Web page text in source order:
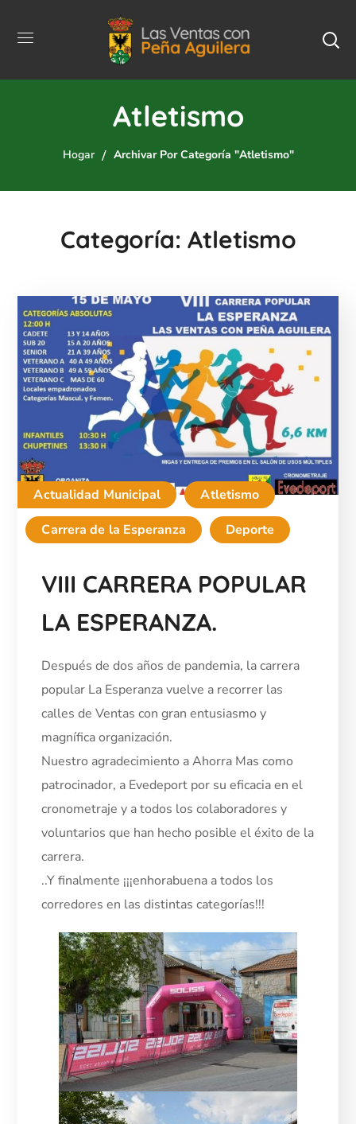
Atletismo
Hogar Archivar Por Categoría "Atletismo"
Categoría: Atletismo
Actualidad Municipal
Atletismo
Carrera de la Esperanza
Deporte
VIII CARRERA POPULAR
LA ESPERANZA.
Después de dos años de pandemia, la carrera
popular La Esperanza vuelve a recorrer las
calles de Ventas con gran entusiasmo y
magnífica organización.
Nuestro agradecimiento a Ahorra Mas como
patrocinador, a Evedeport por su eficacia en el
cronometraje y a todos los colaboradores y
voluntarios que han hecho posible el éxito de la
carrera.
..Y finalmente ¡¡¡enhorabuena a todos los
corredores en las distintas categorías!!!